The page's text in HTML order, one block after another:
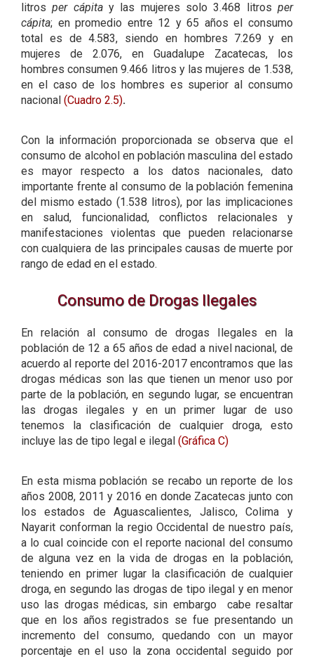
litrosper cápitay las mujeres solo 3.468 litrosper
cápita; en promedio entre 12 y 65 años el consumo
total es de 4.583, siendo en hombres 7.269 y en
mujeres de 2.076, en Guadalupe Zacatecas, los
hombres consumen 9.466 litros y las mujeres de 1.538,
en el caso de los hombres es superior al consumo
nacional (Cuadro 2.5).
Con la información proporcionada se observa que el
consumo de alcohol en población masculina del estado
es mayor respecto a los datos nacionales, dato
importante frente al consumo de la población femenina
del mismo estado (1.538 litros), por las implicaciones
en salud, funcionalidad, conflictos relacionales y
manifestaciones violentas que pueden relacionarse
con cualquiera de las principales causas de muerte por
rango de edad en el estado.
Consumo de Drogas Ilegales
En relación al consumo de drogas Ilegales en la
población de 12 a 65 años de edad a nivel nacional, de
acuerdo al reporte del 2016-2017 encontramos que las
drogas médicas son las que tienen un menor uso por
parte de la población, en segundo lugar, se encuentran
las drogas ilegales y en un primer lugar de uso
tenemos la clasificación de cualquier droga, esto
incluye las de tipo legal e ilegal (Gráfica C)
En esta misma población se recabo un reporte de los
años 2008, 2011 y 2016 en donde Zacatecas junto con
los estados de Aguascalientes, Jalisco, Colima y
Nayarit conforman la regio Occidental de nuestro país,
a lo cual coincide con el reporte nacional del consumo
de alguna vez en la vida de drogas en la población,
teniendo en primer lugar la clasificación de cualquier
droga, en segundo las drogas de tipo ilegal y en menor
uso las drogas médicas, sin embargo cabe resaltar
que en los años registrados se fue presentando un
incremento del consumo, quedando con un mayor
porcentaje en el uso la zona occidental seguido por